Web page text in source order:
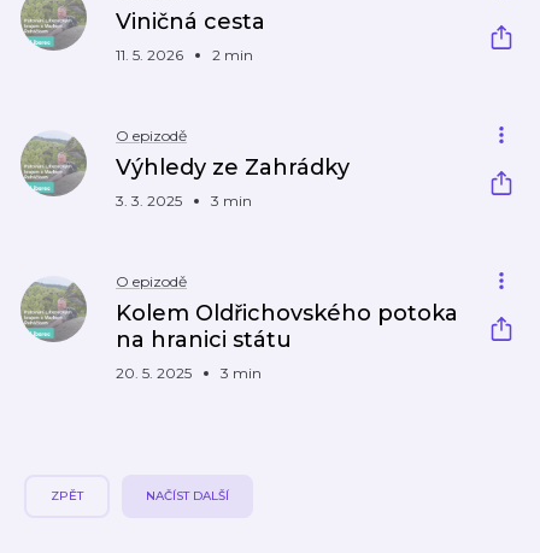
Viničná cesta
11. 5. 2026 2 min
O epizodě
Výhledy ze Zahrádky
3. 3. 2025 3 min
O epizodě
Kolem Oldřichovského potoka
na hranici státu
20. 5. 2025 3 min
ZPĚT NAČÍST DALŠÍ